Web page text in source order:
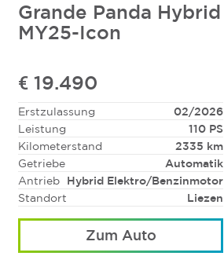
Grande Panda Hybrid
MY25-Icon
€ 19.490
Erstzulassung
02/2026
Leistung
110 PS
Kilometerstand
2335 km
Getriebe
Automatik
Antrieb
Hybrid Elektro/Benzinmotor
Standort
Liezen
Zum Auto